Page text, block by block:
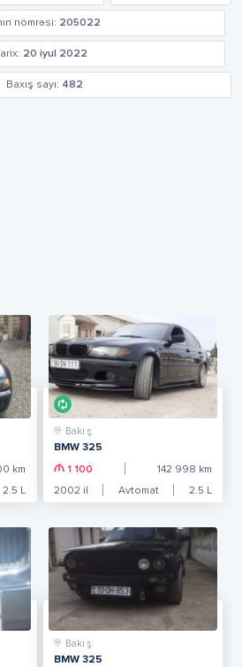
nömrəsi: 205022
20 iyul 2022
Baxış sayı: 482
km
2.5 L
Bakı ş.
BMW 325
1 100 142 998 km
2002 il Avtomat 2.5 L
Bakı ş.
BMW 325